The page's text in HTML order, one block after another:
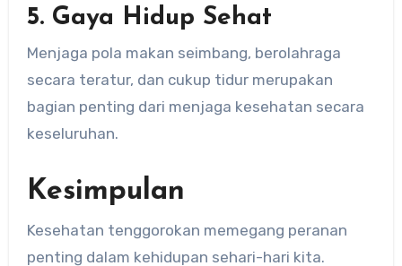
5. Gaya Hidup Sehat
Menjaga pola makan seimbang, berolahraga
secara teratur, dan cukup tidur merupakan
bagian penting dari menjaga kesehatan secara
keseluruhan.
Kesimpulan
Kesehatan tenggorokan memegang peranan
penting dalam kehidupan sehari-hari kita.